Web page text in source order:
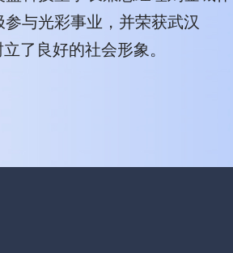
与光彩事业，并荣获武汉
了良好的社会形象。